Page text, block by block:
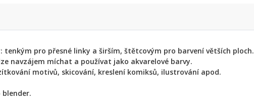
tenkým pro přesné linky a širším, štětcovým pro barvení větších ploch.
navzájem míchat a používat jako akvarelové barvy.
motivů, skicování, kreslení komiksů, ilustrování apod.
blender.